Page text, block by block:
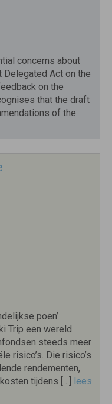
concerns about
Delegated Act on the
on the
that the draft
of the
poen’
Trip een wereld
steeds meer
risico’s. Die risico’s
rendementen,
tijdens […] lees